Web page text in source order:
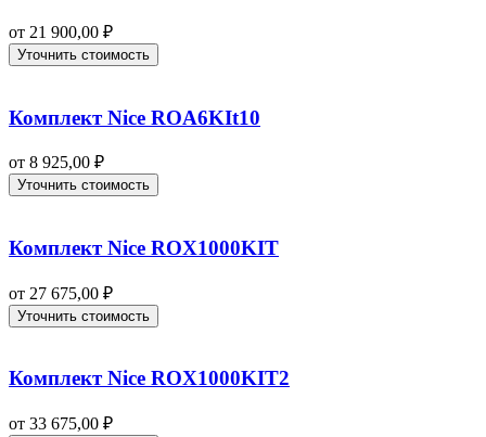
от 21 900,00 ₽
Уточнить стоимость
Комплект Nice ROA6KIt10
от 8 925,00 ₽
Уточнить стоимость
Комплект Nice ROX1000KIT
от 27 675,00 ₽
Уточнить стоимость
Комплект Nice ROX1000KIT2
от 33 675,00 ₽